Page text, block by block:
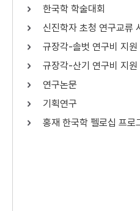
AND
OR
한국학 학술대회
신진학자 초청 연구교류
규장각-솔벗 연구비 지원
규장각-산기 연구비 지원
연구논문
기획연구
홍재 한국학 펠로십 프로